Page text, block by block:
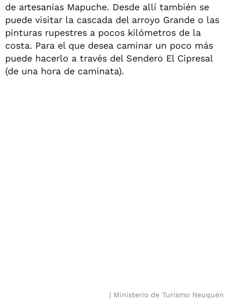
de artesanías Mapuche. Desde allí también se
puede visitar la cascada del arroyo Grande o las
pinturas rupestres a pocos kilómetros de la
costa. Para el que desea caminar un poco más
puede hacerlo a través del Sendero El Cipresal
(de una hora de caminata).
Ministerio de Turismo Neuquén